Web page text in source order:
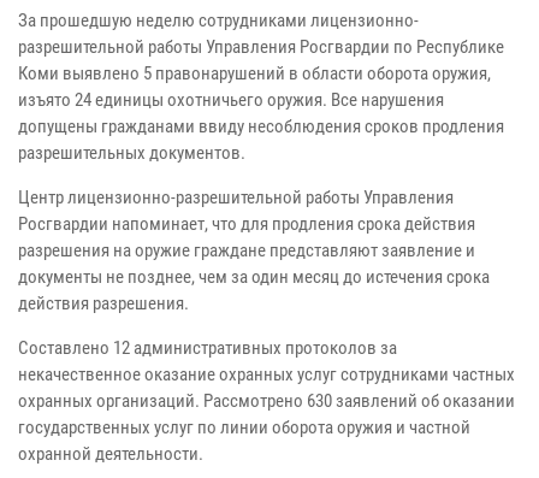
За прошедшую неделю сотрудниками лицензионно-
разрешительной работы Управления Росгвардии по Республике
Коми выявлено 5 правонарушений в области оборота оружия,
изъято 24 единицы охотничьего оружия. Все нарушения
допущены гражданами ввиду несоблюдения сроков продления
разрешительных документов.
Центр лицензионно-разрешительной работы Управления
Росгвардии напоминает, что для продления срока действия
разрешения на оружие граждане представляют заявление и
документы не позднее, чем за один месяц до истечения срока
действия разрешения.
Составлено 12 административных протоколов за
некачественное оказание охранных услуг сотрудниками частных
охранных организаций. Рассмотрено 630 заявлений об оказании
государственных услуг по линии оборота оружия и частной
охранной деятельности.